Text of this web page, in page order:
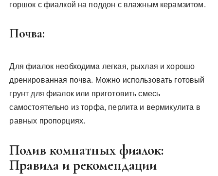
горшок с фиалкой на поддон с влажным керамзитом.
Почва:
Для фиалок необходима легкая, рыхлая и хорошо
дренированная почва. Можно использовать готовый
грунт для фиалок или приготовить смесь
самостоятельно из торфа, перлита и вермикулита в
равных пропорциях.
Полив комнатных фиалок:
Правила и рекомендации